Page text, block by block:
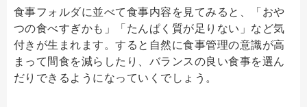
食事フォルダに並べて食事内容を見てみると、「おや
つの食べすぎかも」「たんぱく質が足りない」など気
付きが生まれます。すると自然に食事管理の意識が高
まって間食を減らしたり、バランスの良い食事を選ん
だりできるようになっていくでしょう。